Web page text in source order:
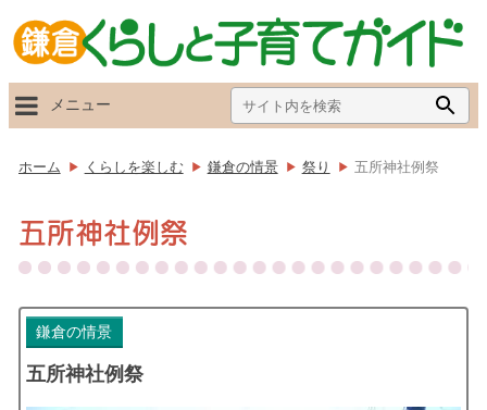
Search
for:
メニュー
ホーム くらしを楽しむ 鎌倉の情景 祭り 五所神社例祭
五所神社例祭
鎌倉の情景
五所神社例祭